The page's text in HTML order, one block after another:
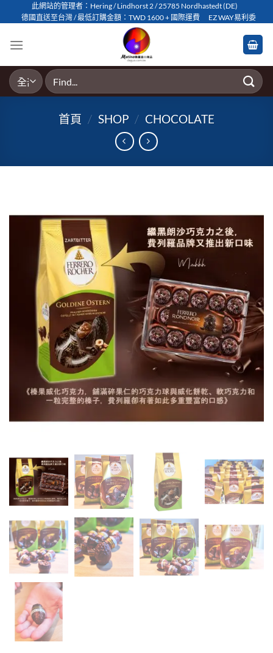
to
此網站的管理者：Hering / Lindhorst 2 / 25785 Nordhastedt (DE)
德國直送至台灣 / 最低訂購金額：TWD 1600 + 國際運費
EZ WAY易利委
搜
尋
首頁 / SHOP / CHOCOLATE